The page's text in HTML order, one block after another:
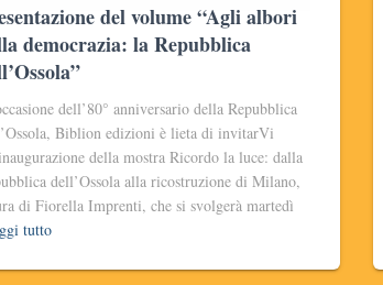
del volume “Agli albori
democrazia: la Repubblica
dell’80° anniversario della Repubblica
Biblion edizioni è lieta di invitarVi
della mostra Ricordo la luce: dalla
dell’Ossola alla ricostruzione di Milano,
di Fiorella Imprenti, che si svolgerà martedì
tutto